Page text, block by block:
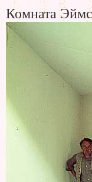
Комната